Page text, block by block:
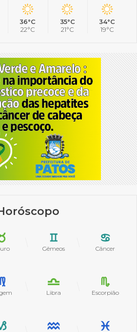
36°C
22°C
35°C
21°C
34°C
19°C
Gêmeos Câncer
Libra Escorpião